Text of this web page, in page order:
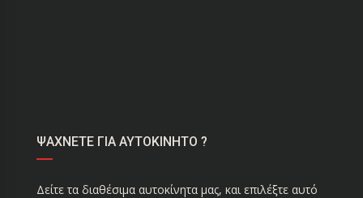
ΨΑΧΝΕΤΕ ΓΙΑ ΑΥΤΟΚΙΝΗΤΟ ?
Δείτε τα διαθέσιμα αυτοκίνητα μας, και επιλέξτε αυτό